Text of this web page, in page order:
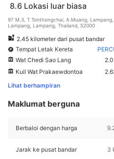
8.6 Lokasi luar biasa
97 M.3, T.Tonthongchai, A.Muang, Lampang,
Lampang, Lampang, Thailand, 52000
2.45 kilometer dari pusat bandar
Tempat Letak Kereta
Wat Chedi Sao Lang
Kuil Wat Prakaewdontoa
Lihat berhampiran
Maklumat berguna
Berbaloi dengan harga
Jarak ke pusat bandar 3